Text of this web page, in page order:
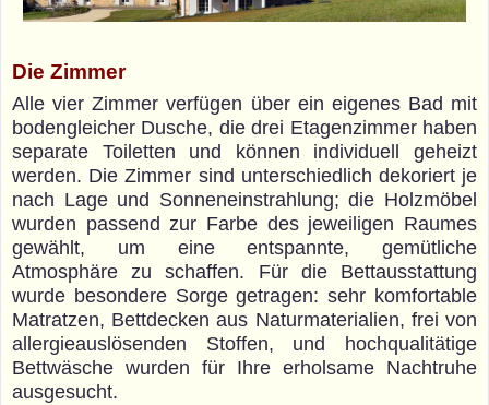
Die Zimmer
Alle vier Zimmer verfügen über ein eigenes Bad mit
bodengleicher Dusche, die drei Etagenzimmer haben
separate Toiletten und können individuell geheizt
werden. Die Zimmer sind unterschiedlich dekoriert je
nach Lage und Sonneneinstrahlung; die Holzmöbel
wurden passend zur Farbe des jeweiligen Raumes
gewählt, um eine entspannte, gemütliche
Atmosphäre zu schaffen. Für die Bettausstattung
wurde besondere Sorge getragen: sehr komfortable
Matratzen, Bettdecken aus Naturmaterialien, frei von
allergieauslösenden Stoffen, und hochqualitätige
Bettwäsche wurden für Ihre erholsame Nachtruhe
ausgesucht.